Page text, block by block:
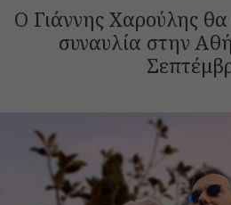
Ο Γιάννης Χαρούλης
συναυλία στην